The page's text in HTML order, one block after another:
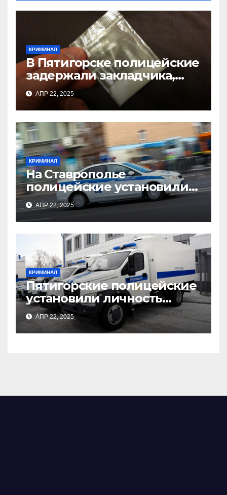
КРИМИНАЛ
В Пятигорске полицейские
задержали закладчика,
пытавшегося сбыть
партию синтетического
наркотика
АПР 22, 2025
КРИМИНАЛ
На Ставрополье
полицейские установили
личность мужчины,
причастного к кражам
имущества из квартир в
Пятигорске
АПР 22, 2025
КРИМИНАЛ
Пятигорские полицейские
установили личность
злоумышленника,
причинившего телесные
повреждения местному
АПР 22, 2025